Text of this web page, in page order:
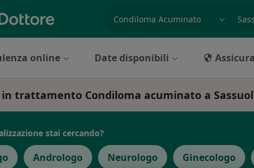
online Date disponibili
in trattamento Condiloma acuminato a
stai cercando?
Andrologo Neurologo Ginecologo